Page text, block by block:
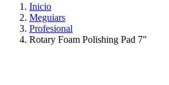
Inicio
Meguiars
Profesional
Rotary Foam Polishing Pad 7"